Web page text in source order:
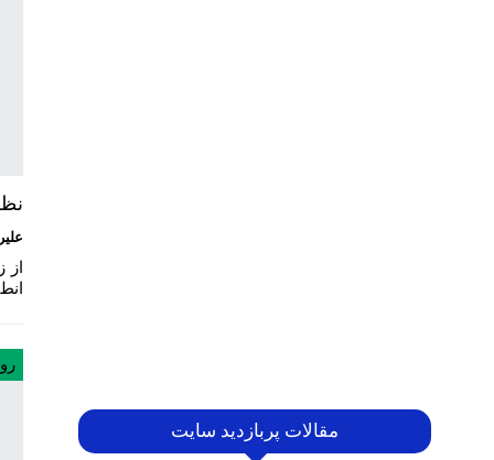
مقالات پربازدید سایت